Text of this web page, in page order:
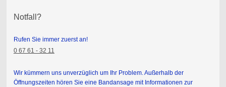
Notfall?
Rufen Sie immer zuerst an!
0 67 61 - 32 11
Wir kümmern uns unverzüglich um Ihr Problem. Außerhalb der
Öffnungszeiten hören Sie eine Bandansage mit Informationen zur